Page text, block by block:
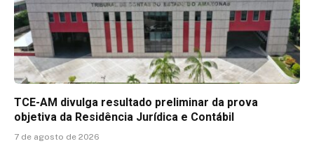
TCE-AM divulga resultado preliminar da prova
objetiva da Residência Jurídica e Contábil
7 de agosto de 2026